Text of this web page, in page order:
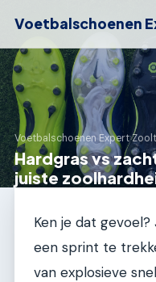
Voetbalschoenen
Voetbalschoenen Expert›
Hardgras vs
juiste
Ken je dat
een sprint te
van explosieve